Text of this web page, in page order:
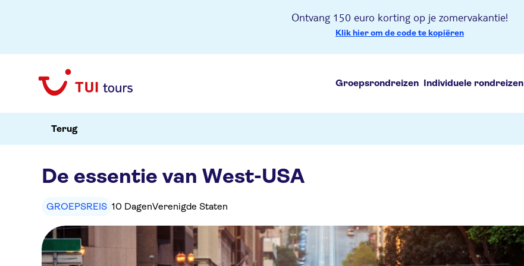
Ontvang 150 euro korting op je zomervakantie!
Klik hier om de code te kopiëren
Groepsrondreizen Individuele rondreizen
Terug
De essentie van West-USA
GROEPSREIS 10 DagenVerenigde Staten